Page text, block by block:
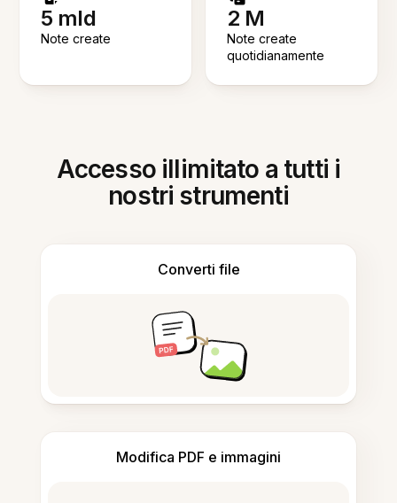
5 mld
Note create
2 M
Note create
quotidianamente
Accesso illimitato a tutti i
nostri strumenti
Converti file
Modifica PDF e immagini